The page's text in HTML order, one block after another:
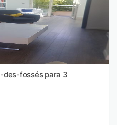
des-fossés para 3